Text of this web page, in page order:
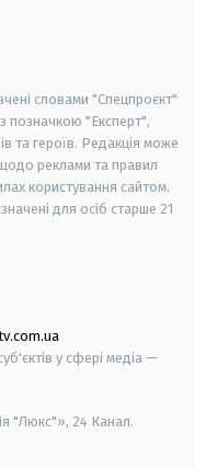
словами "Спецпроєкт"
позначкою "Експерт",
та героїв. Редакція може
щодо реклами та правил
користування сайтом.
для осіб старше 21
у сфері медіа —
"Люкс"», 24 Канал.